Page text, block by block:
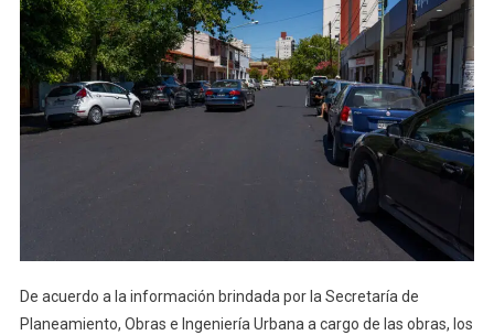
De acuerdo a la información brindada por la Secretaría de
Planeamiento, Obras e Ingeniería Urbana a cargo de las obras, los